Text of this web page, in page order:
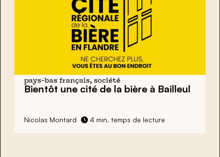
pays-bas français, société
Bientôt une cité de la bière à Bailleul
Nicolas Montard 4 min. temps de lecture